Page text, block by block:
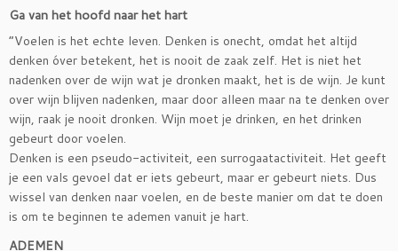
Ga van het hoofd naar het hart
“Voelen is het echte leven. Denken is onecht, omdat het altijd
denken óver betekent, het is nooit de zaak zelf. Het is niet het
nadenken over de wijn wat je dronken maakt, het is de wijn. Je kunt
over wijn blijven nadenken, maar door alleen maar na te denken over
wijn, raak je nooit dronken. Wijn moet je drinken, en het drinken
gebeurt door voelen.
Denken is een pseudo-activiteit, een surrogaatactiviteit. Het geeft
je een vals gevoel dat er iets gebeurt, maar er gebeurt niets. Dus
wissel van denken naar voelen, en de beste manier om dat te doen
is om te beginnen te ademen vanuit je hart.
ADEMEN